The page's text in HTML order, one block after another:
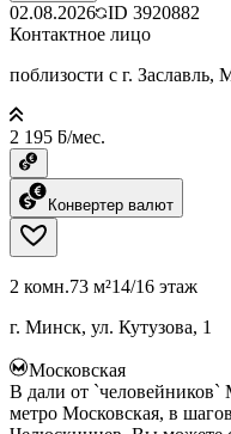
02.08.2026 ID 3920882
Контактное лицо
поблизости с г. Заславль,
2 195 ƃ/мес.
Конвертер валют
2 комн.73 м²14/16 этаж
г. Минск, ул. Кутузова, 1
Московская
В дали от `человейников`
метро Московская, в